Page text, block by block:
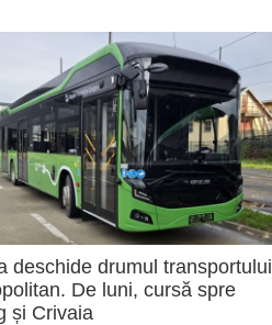
deschide drumul transportului
De luni, cursă spre
și Crivaia